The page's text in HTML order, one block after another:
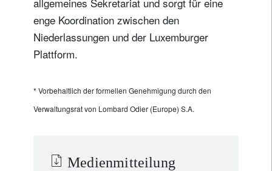
enge Koordination zwischen den
Niederlassungen und der Luxemburger
Plattform.
* Vorbehaltlich der formellen Genehmigung durch den
Verwaltungsrat von Lombard Odier (Europe) S.A.
Medienmitteilung
Titel Vorname
Ich bin weder in den USA wohnhaft noch bin ich US-Bürger